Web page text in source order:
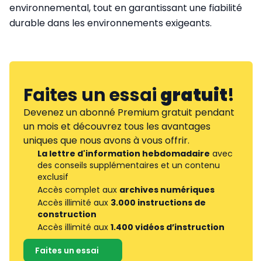
environnemental, tout en garantissant une fiabilité
durable dans les environnements exigeants.
Faites un essaigratuit!
Devenez un abonné Premium gratuit pendant
un mois et découvrez tous les avantages
uniques que nous avons à vous offrir.
La lettre d'information hebdomadaire avec
des conseils supplémentaires et un contenu
exclusif
Accès complet aux archives numériques
Accès illimité aux 3.000 instructions de
construction
Accès illimité aux 1.400 vidéos d’instruction
Faites un essai